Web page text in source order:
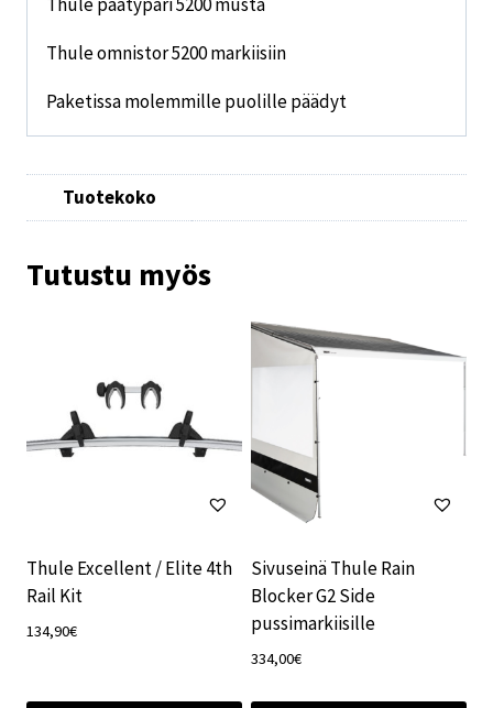
Thule omnistor 5200 markiisiin
Paketissa molemmille puolille päädyt
Tuotekoko
Tutustu myös
Thule Excellent / Elite 4th
Rail Kit
134,90€
Sivuseinä Thule Rain
Blocker G2 Side
pussimarkiisille
334,00€